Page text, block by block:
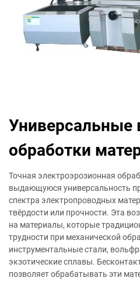
Универсальные
обработки
Точная электроэрозионная
выдающуюся универсальность
спектра электропроводных
твёрдости или прочности. Эта
на материалы, которые
трудности при механической
инструментальные стали,
экзотические сплавы.
позволяет обрабатывать эти